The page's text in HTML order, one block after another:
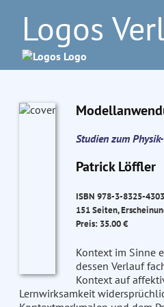
Logos
Studien zum
Patrick Löffler
ISBN 978-3-8325-
151 Seiten,
Preis: 35.00 €
Kontext im Sinne
dessen Verlauf
Kontext auf
Lernwirksamkeit